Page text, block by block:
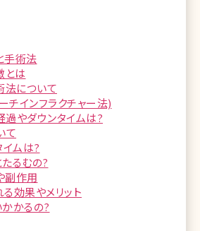
手術法
とは
法について
チインフラクチャー法)
やダウンタイムは?
て
ムは?
るむの?
副作用
効果やメリット
かるの?